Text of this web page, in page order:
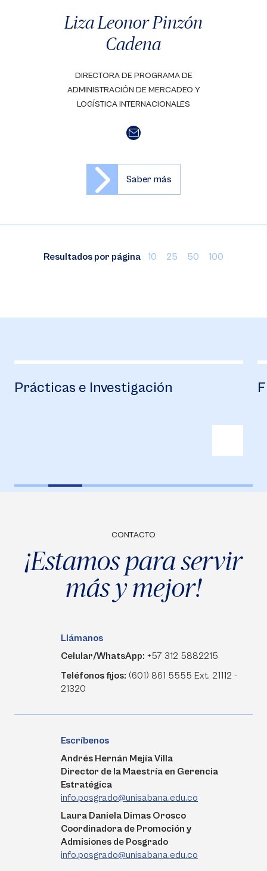
Liza Leonor Pinzón
Cadena
DIRECTORA DE PROGRAMA DE
ADMINISTRACIÓN DE MERCADEO Y
LOGÍSTICA INTERNACIONALES
Saber más
Resultados por página 10 25 50 100
Prácticas e Investigación
CONTACTO
¡Estamos para servir
más y mejor!
Llámanos
Celular/WhatsApp: +57 312 5882215
Teléfonos fijos: (601) 861 5555 Ext. 21112 -
21320
Escríbenos
Andrés Hernán Mejía Villa
Director de la Maestría en Gerencia
Estratégica
info.posgrado@unisabana.edu.co
Laura Daniela Dimas Orosco
Coordinadora de Promoción y
Admisiones de Posgrado
info.posgrado@unisabana.edu.co